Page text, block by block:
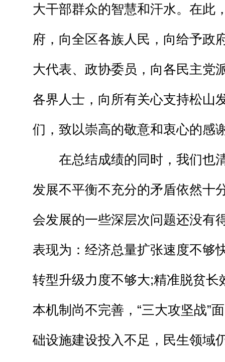
大干部群众的智慧和汗水。在此
府，向全区各族人民，向给予政
大代表、政协委员，向各民主党
各界人士，向所有关心支持松山
们，致以崇高的敬意和衷心的感
在总结成绩的同时，我们也
发展不平衡不充分的矛盾依然十
会发展的一些深层次问题还没有
表现为：经济总量扩张速度不够
转型升级力度不够大;精准脱贫长
本机制尚不完善，“三大攻坚战”
础设施建设投入不足，民生领域